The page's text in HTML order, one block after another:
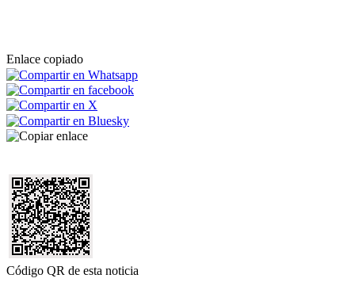
Enlace copiado
Código QR de esta noticia